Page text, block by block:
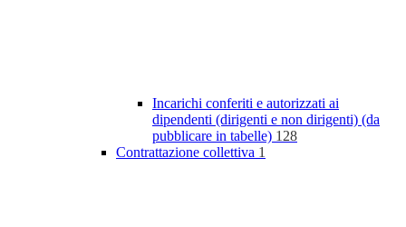
Incarichi conferiti e autorizzati ai
dipendenti (dirigenti e non dirigenti) (da
pubblicare in tabelle) 128
Contrattazione collettiva 1